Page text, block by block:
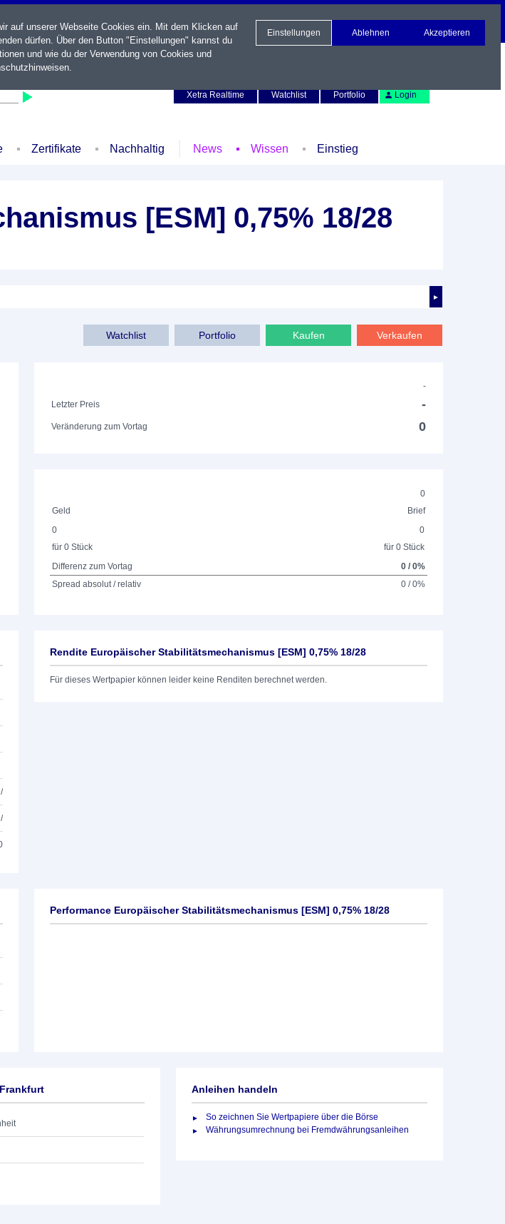
Xetra Realtime
Watchlist Portfolio Login
Zertifikate Nachhaltig News Wissen Einstieg
[ESM] 0,75% 18/28
►
Verkaufen
Kaufen
Portfolio
Watchlist
-
Letzter Preis
-
Veränderung zum Vortag 0
0
Geld
Brief
0
für 0 Stück
0
für 0 Stück
Differenz zum Vortag
0 / 0%
Spread absolut / relativ
0 / 0%
/
/
Rendite Europäischer Stabilitätsmechanismus [ESM] 0,75% 18/28
Für dieses Wertpapier können leider keine Renditen berechnet werden.
Performance Europäischer Stabilitätsmechanismus [ESM] 0,75% 18/28
Anleihen handeln
So zeichnen Sie Wertpapiere über die Börse
Währungsumrechnung bei Fremdwährungsanleihen
auf unserer Webseite Cookies ein. Mit dem Klicken auf
dürfen. Über den Button "Einstellungen" kannst du
und wie du der Verwendung von Cookies und
.
Einstellungen Ablehnen Akzeptieren